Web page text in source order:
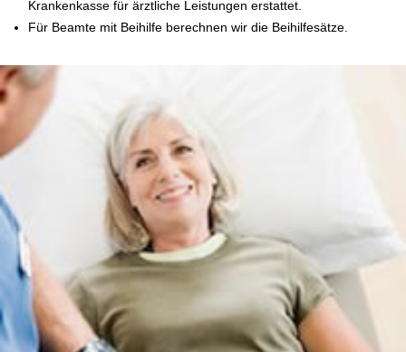
Krankenkasse für ärztliche Leistungen erstattet.
Für Beamte mit Beihilfe berechnen wir die Beihilfesätze.